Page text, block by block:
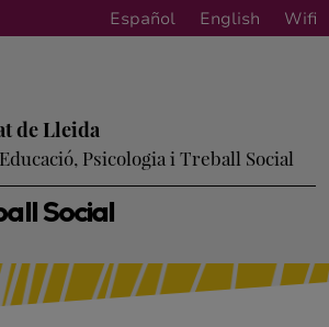
Español English Wifi
Social
de Lleida
Psicologia i Treball Social